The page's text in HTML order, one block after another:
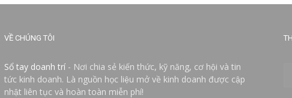
VỀ CHÚNG TÔI
Sổ tay doanh trí - Nơi chia sẻ kiến thức, kỹ năng, cơ hội và tin
tức kinh doanh. Là nguồn học liệu mở về kinh doanh được cập
nhật liên tục và hoàn toàn miễn phí!